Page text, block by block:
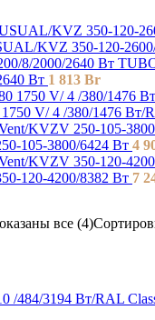
KVZ 350-120-
Вт 1 813 Br
V/ 4 /380/1476 Вт/
105-3800/6424 Вт 4
120-4200/8382 Вт 7
все (4)